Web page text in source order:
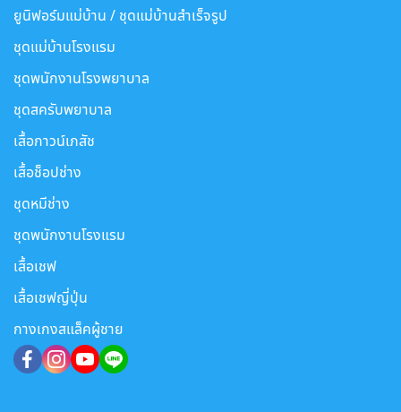
ยูนิฟอร์มแม่บ้าน / ชุดแม่บ้านสำเร็จรูป
ชุดแม่บ้านโรงแรม
ชุดพนักงานโรงพยาบาล
ชุดสครับพยาบาล
เสื้อกาวน์เภสัช
เสื้อช็อปช่าง
ชุดหมีช่าง
ชุดพนักงานโรงแรม
เสื้อเชฟ
เสื้อเชฟญี่ปุ่น
กางเกงสแล็คผู้ชาย